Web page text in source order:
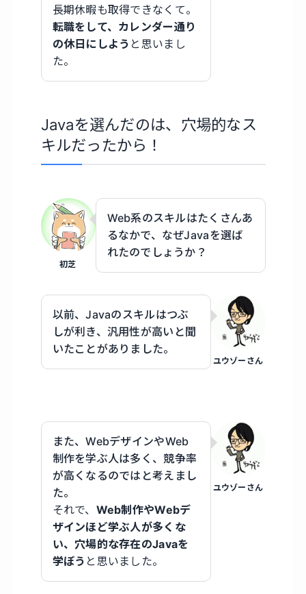
長期休暇も取得できなくて。
転職をして、カレンダー通り
の休日にしよう と思いまし
た。
Javaを選んだのは、穴場的なス
キルだったから！
初芝
Web系のスキルはたくさんあ
るなかで、なぜJavaを選ば
れたのでしょうか？
ユウゾーさん
以前、Javaのスキルはつぶ
しが利き、汎用性が高いと聞
いたことがありました。
ユウゾーさん
また、WebデザインやWeb
制作を学ぶ人は多く、競争率
が高くなるのではと考えまし
た。
それで、 Web制作やWebデ
ザインほど学ぶ人が多くな
い、穴場的な存在のJavaを
学ぼう と思いました。